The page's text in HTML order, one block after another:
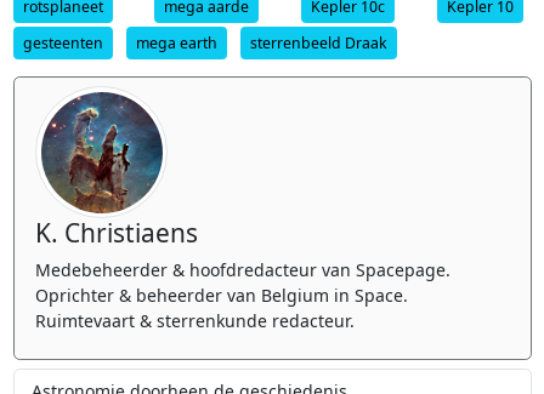
rotsplaneet
mega aarde Kepler 10c
Kepler 10
gesteenten
mega earth sterrenbeeld Draak
K. Christiaens
Medebeheerder & hoofdredacteur van Spacepage.
Oprichter & beheerder van Belgium in Space.
Ruimtevaart & sterrenkunde redacteur.